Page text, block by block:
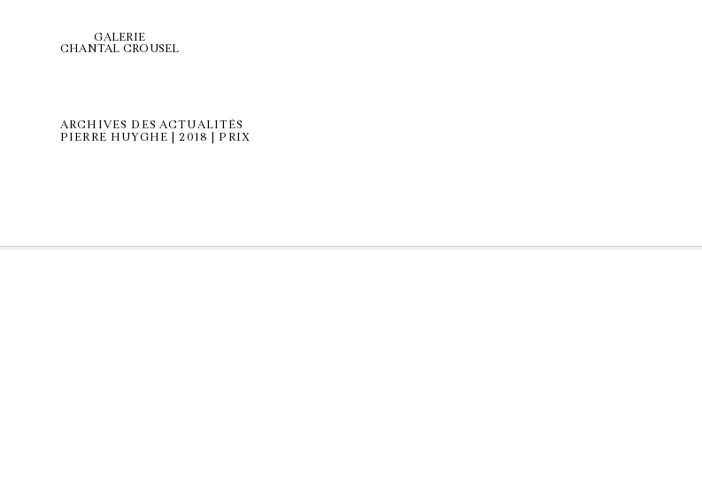
GALERIE
CHANTAL CROUSEL
ARCHIVES DES ACTUALITÉS
PIERRE HUYGHE | 2018 | PRIX